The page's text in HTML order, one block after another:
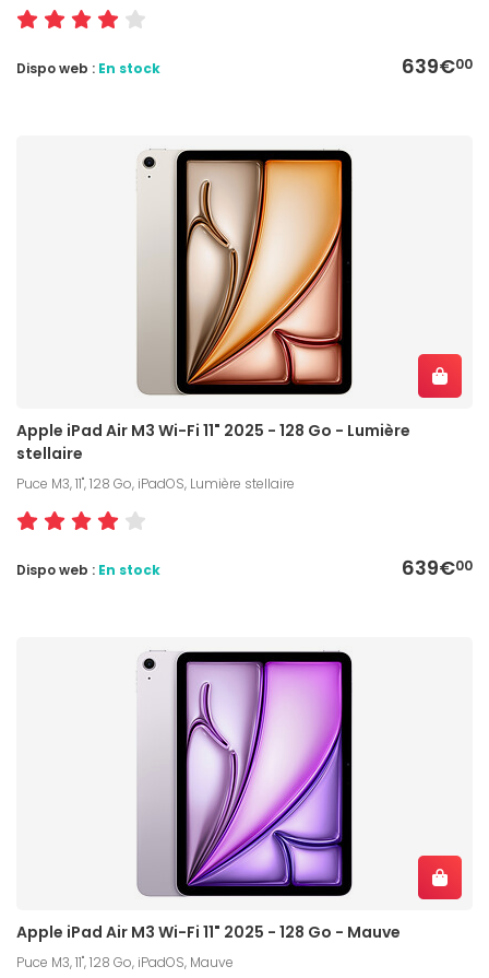
639€00
Dispo web : En stock
Apple iPad Air M3 Wi-Fi 11" 2025 - 128 Go - Lumière
stellaire
Puce M3, 11", 128 Go, iPadOS, Lumière stellaire
639€00
Dispo web : En stock
Apple iPad Air M3 Wi-Fi 11" 2025 - 128 Go - Mauve
Puce M3, 11", 128 Go, iPadOS, Mauve